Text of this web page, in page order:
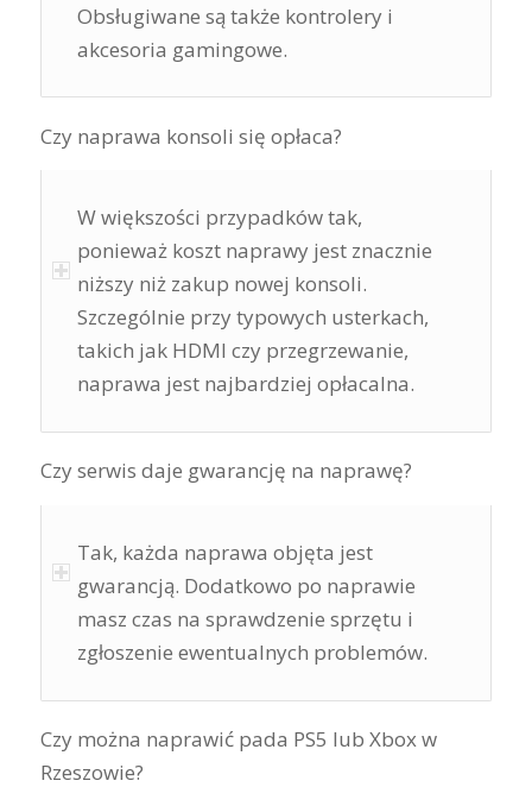
Obsługiwane są także kontrolery i
akcesoria gamingowe.
Czy naprawa konsoli się opłaca?
W większości przypadków tak,
ponieważ koszt naprawy jest znacznie
niższy niż zakup nowej konsoli.
Szczególnie przy typowych usterkach,
takich jak HDMI czy przegrzewanie,
naprawa jest najbardziej opłacalna.
Czy serwis daje gwarancję na naprawę?
Tak, każda naprawa objęta jest
gwarancją. Dodatkowo po naprawie
masz czas na sprawdzenie sprzętu i
zgłoszenie ewentualnych problemów.
Czy można naprawić pada PS5 lub Xbox w
Rzeszowie?